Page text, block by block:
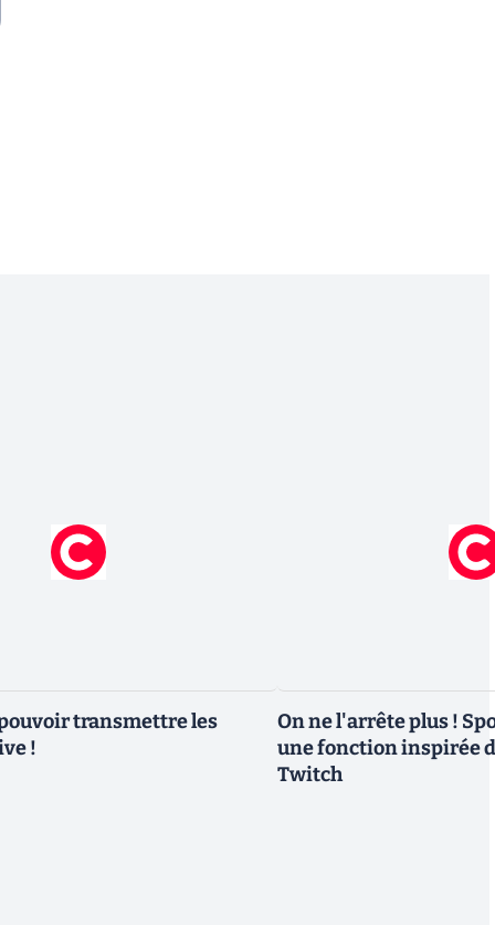
transmettre les
!
On ne l'arrête plus !
une fonction inspirée
Twitch